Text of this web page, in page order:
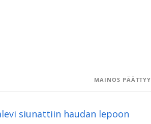
MAINOS PÄÄTTYY
siunattiin haudan lepoon